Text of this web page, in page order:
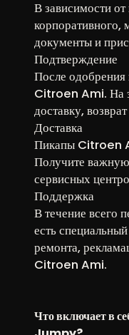
В зависимости
документы и
Подтверждение
После одобрения
Citroen Ami. На
доставку,
Доставка
Пикапы Citroen
Получите
сервисных
Поддержка
В течение всего
есть
ремонта,
Citroen Ami.
Что включает в